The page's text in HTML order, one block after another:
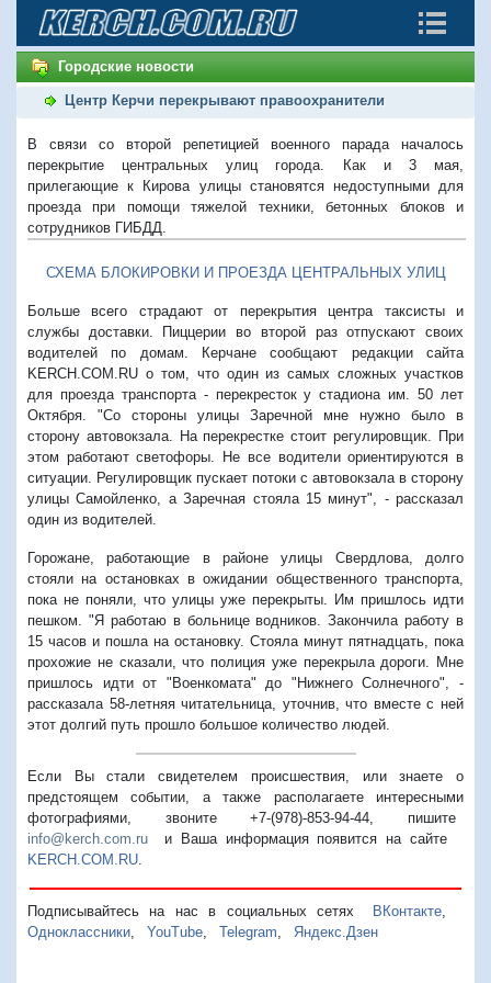
Городские новости
Центр Керчи перекрывают правоохранители
В связи со второй репетицией военного парада началось
перекрытие центральных улиц города. Как и 3 мая,
прилегающие к Кирова улицы становятся недоступными для
проезда при помощи тяжелой техники, бетонных блоков и
сотрудников ГИБДД.
СХЕМА БЛОКИРОВКИ И ПРОЕЗДА ЦЕНТРАЛЬНЫХ УЛИЦ
Больше всего страдают от перекрытия центра таксисты и
службы доставки. Пиццерии во второй раз отпускают своих
водителей по домам. Керчане сообщают редакции сайта
KERCH.COM.RU о том, что один из самых сложных участков
для проезда транспорта - перекресток у стадиона им. 50 лет
Октября. "Со стороны улицы Заречной мне нужно было в
сторону автовокзала. На перекрестке стоит регулировщик. При
этом работают светофоры. Не все водители ориентируются в
ситуации. Регулировщик пускает потоки с автовокзала в сторону
улицы Самойленко, а Заречная стояла 15 минут", - рассказал
один из водителей.
Горожане, работающие в районе улицы Свердлова, долго
стояли на остановках в ожидании общественного транспорта,
пока не поняли, что улицы уже перекрыты. Им пришлось идти
пешком. "Я работаю в больнице водников. Закончила работу в
15 часов и пошла на остановку. Стояла минут пятнадцать, пока
прохожие не сказали, что полиция уже перекрыла дороги. Мне
пришлось идти от "Военкомата" до "Нижнего Солнечного", -
рассказала 58-летняя читательница, уточнив, что вместе с ней
этот долгий путь прошло большое количество людей.
Если Вы стали свидетелем происшествия, или знаете о
предстоящем событии, а также располагаете интересными
фотографиями, звоните +7-(978)-853-94-44, пишите
info@kerch.com.ru и Ваша информация появится на сайте
KERCH.COM.RU
Подписывайтесь на нас в социальных сетях ВКонтакте,
Одноклассники
YouTube Telegram Яндекс.Дзен